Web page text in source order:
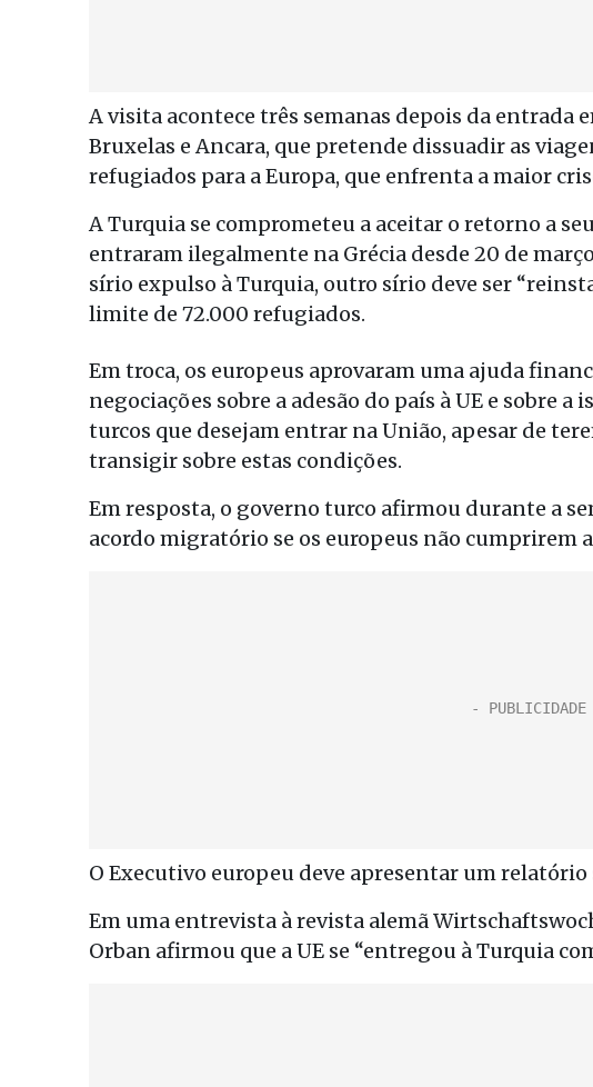
A visita acontece três semanas depois da entrada
Bruxelas e Ancara, que pretende dissuadir as
refugiados para a Europa, que enfrenta a maior
A Turquia se comprometeu a aceitar o retorno a
entraram ilegalmente na Grécia desde 20 de
sírio expulso à Turquia, outro sírio deve ser
limite de 72.000 refugiados.
Em troca, os europeus aprovaram uma ajuda
negociações sobre a adesão do país à UE e sobre
turcos que desejam entrar na União, apesar de
transigir sobre estas condições.
Em resposta, o governo turco afirmou durante a
acordo migratório se os europeus não cumprirem
O Executivo europeu deve apresentar um relatório
Em uma entrevista à revista alemã
Orban afirmou que a UE se “entregou à Turquia